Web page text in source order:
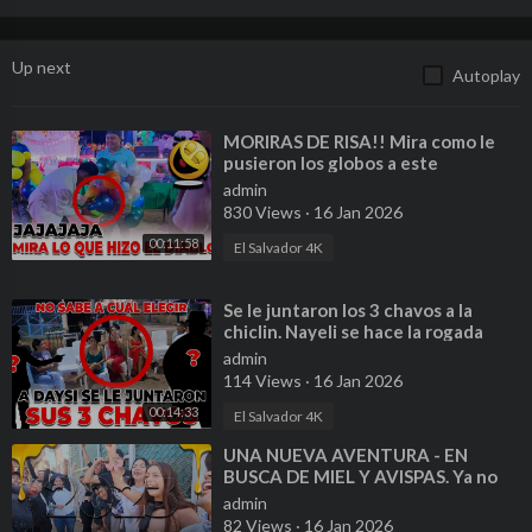
Up next Autoplay
00:11:58
⁣MORIRAS DE RISA!! Mira como le
pusieron los globos a este
trabajador. Esto cada ves se pone
mejor.
admin
830 Views · 16 Jan 2026
El Salvador 4K
00:14:33
⁣Se le juntaron los 3 chavos a la
chiclin. Nayeli se hace la rogada
para que le tomen foto.
admin
114 Views · 16 Jan 2026
El Salvador 4K
⁣UNA NUEVA AVENTURA - EN
BUSCA DE MIEL Y AVISPAS. Ya no
veremos a Henry en los videos.
admin
82 Views · 16 Jan 2026